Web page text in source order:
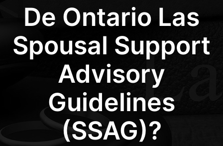
De Ontario Las
Spousal Support
Advisory
Guidelines
(SSAG)?